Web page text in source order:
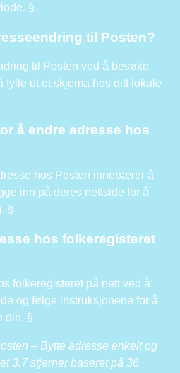
§
til Posten?
til Posten ved å besøke
fylle ut et skjema hos ditt lokale
å endre adresse hos
hos Posten innebærer å
inn på deres nettside for å
§
hos folkeregisteret
folkeregisteret på nett ved å
og følge instruksjonene for å
din. §
– Bytte adresse enkelt og
3.7 stjerner baseret på 36